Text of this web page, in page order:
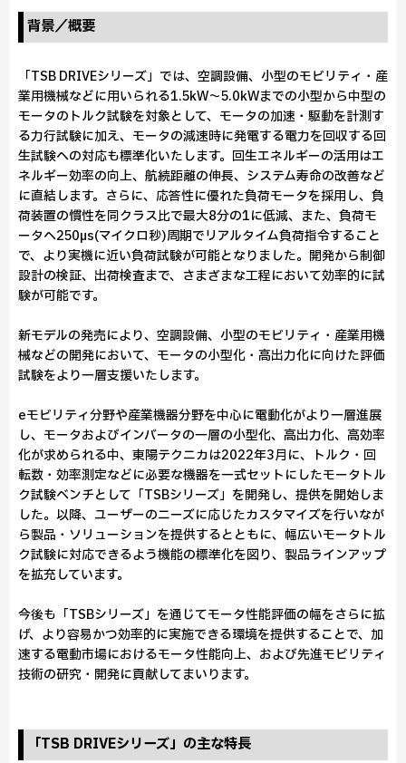
背景／概要
「TSB DRIVEシリーズ」では、空調設備、小型のモビリティ・産
業用機械などに用いられる1.5kW～5.0kWまでの小型から中型の
モータのトルク試験を対象として、モータの加速・駆動を計測す
る力行試験に加え、モータの減速時に発電する電力を回収する回
生試験への対応も標準化いたします。回生エネルギーの活用はエ
ネルギー効率の向上、航続距離の伸長、システム寿命の改善など
に直結します。さらに、応答性に優れた負荷モータを採用し、負
荷装置の慣性を同クラス比で最大8分の1に低減、また、負荷モ
ータへ250µs(マイクロ秒)周期でリアルタイム負荷指令すること
で、より実機に近い負荷試験が可能となりました。開発から制御
設計の検証、出荷検査まで、さまざまな工程において効率的に試
験が可能です。
新モデルの発売により、空調設備、小型のモビリティ・産業用機
械などの開発において、モータの小型化・高出力化に向けた評価
試験をより一層支援いたします。
eモビリティ分野や産業機器分野を中心に電動化がより一層進展
し、モータおよびインバータの一層の小型化、高出力化、高効率
化が求められる中、東陽テクニカは2022年3月に、トルク・回
転数・効率測定などに必要な機器を一式セットにしたモータトル
ク試験ベンチとして「TSBシリーズ」を開発し、提供を開始しま
した。以降、ユーザーのニーズに応じたカスタマイズを行いなが
ら製品・ソリューションを提供するとともに、幅広いモータトル
ク試験に対応できるよう機能の標準化を図り、製品ラインアップ
を拡充しています。
今後も「TSBシリーズ」を通じてモータ性能評価の幅をさらに拡
げ、より容易かつ効率的に実施できる環境を提供することで、加
速する電動市場におけるモータ性能向上、および先進モビリティ
技術の研究・開発に貢献してまいります。
「TSB DRIVEシリーズ」の主な特長